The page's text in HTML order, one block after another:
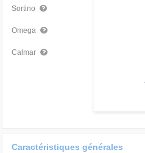
Sortino
Omega
Calmar
Caractéristiques générales